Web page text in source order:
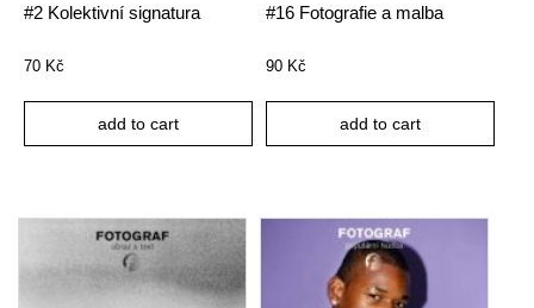
#2 Kolektivní signatura
70 Kč
add to cart
#16 Fotografie a malba
90 Kč
add to cart